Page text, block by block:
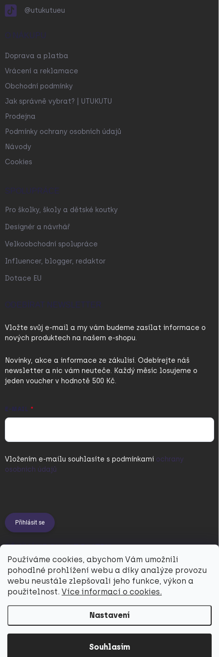
Používáme cookies, abychom Vám umožnili
pohodlné prohlížení webu a díky analýze provozu
webu neustále zlepšovali jeho funkce, výkon a
použitelnost. Více informací o cookies.
Nastavení
Souhlasím
@utukutueu
O NÁKUPU
Doprava a platba
Vrácení a reklamace
Obchodní podmínky
Jak správně vybrat? | UTUKUTU
Prodejna
Podmínky ochrany osobních údajů
Návody
Cookies
SPOLUPRÁCE
Pro školky, školy a dětské koutky
Designér a návrhář
Velkoobchodní spolupráce
Influencer, blogger, redaktor
Dotace EU
ODEBÍRAT NEWSLETTER
Vložte svůj e-mail a my vám budeme zasílat informace o
nových produktech na našem e-shopu.
Novinky, akce a informace ze zákulisí. Odebírejte náš
newsletter a nic vám neuteče. Každý měsíc losujeme o
jeden voucher v hodnotě 500 Kč.
E-MAIL
Vložením e-mailu souhlasíte s podmínkami ochrany
osobních údajů
Přihlásit se
PŘIJÍMÁME ONLINE PLATBY
Utukutu. Všechna práva vyhrazena.